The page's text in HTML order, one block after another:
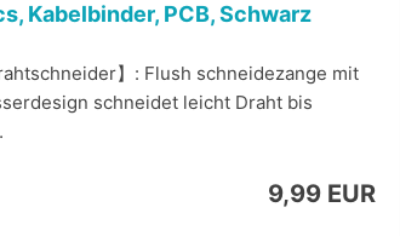
Kabelbinder, PCB, Schwarz
】: Flush schneidezange mit
schneidet leicht Draht bis
9,99 EUR